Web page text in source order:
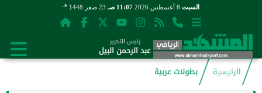
السبت 11:07 صـ 23 صفر 1448 هـ
رئيس التحرير
عبد الرحمن البيل
الرئيسية
بطولات عربية